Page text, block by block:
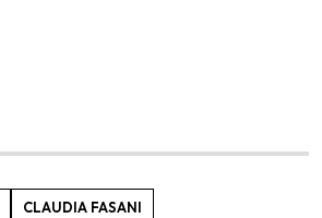
CLAUDIA FASANI